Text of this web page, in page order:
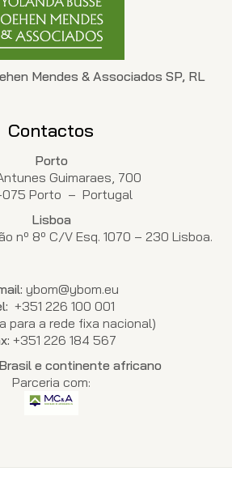
Mendes & Associados SP, RL
Contactos
Porto
Guimaraes, 700
075 Porto – Portugal
Lisboa
nº 8º C/V Esq. 1070 – 230 Lisboa.
ybom@ybom.eu
+351 226 100 001
para a rede fixa nacional)
+351 226 184 567
e continente africano
Parceria com: